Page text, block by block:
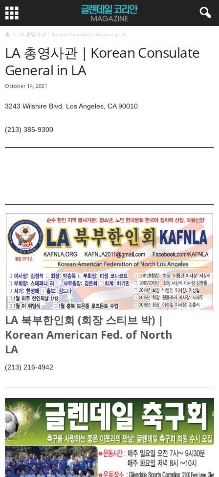
홈 LA 총영사관 | Korean Consulate General in LA
LA 총영사관 | Korean Consulate
General in LA
October 14, 2021
3243 Wilshire Blvd. Los Angeles, CA 90010
(213) 385-9300
LA 북부한인회 (회장 스티브 박) |
Korean American Fed. of North
LA
(213) 216-4942